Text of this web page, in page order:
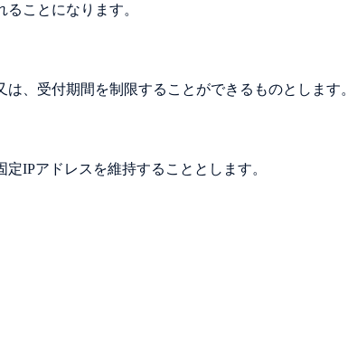
ことになります。
、受付期間を制限することができるものとします。
IPアドレスを維持することとします。